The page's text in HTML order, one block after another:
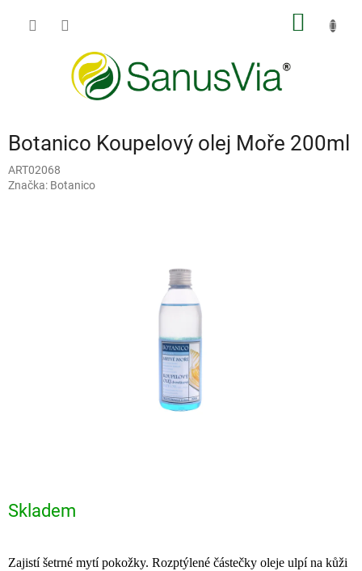
Botanico Koupelový olej Moře 200ml
ART02068
Značka: Botanico
Skladem
Zajistí šetrné mytí pokožky. Rozptýlené částečky oleje ulpí na kůži